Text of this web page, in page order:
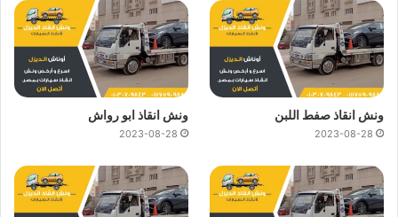
ونش انقاذ صفط اللبن
2023-08-28
ونش انقاذ ابو رواش
2023-08-28